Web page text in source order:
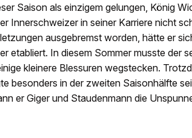
Saison als einzigem gelungen, König
Innerschweizer in seiner Karriere nicht
ausgebremst worden, hätte er
etabliert. In diesem Sommer musste der
kleinere Blessuren wegstecken.
besonders in der zweiten Saisonhälfte
er Giger und Staudenmann die